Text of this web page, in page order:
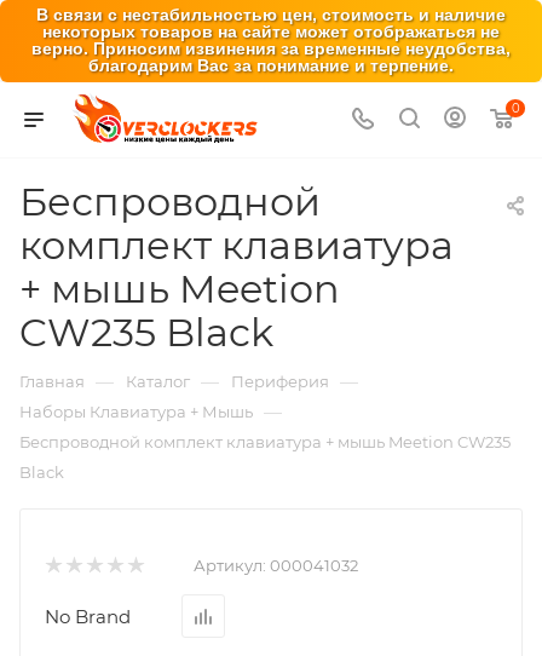
В связи с нестабильностью цен, стоимость и наличие
некоторых товаров на сайте может отображаться не
верно. Приносим извинения за временные неудобства,
благодарим Вас за понимание и терпение.
0
Беспроводной
комплект клавиатура
+ мышь Meetion
CW235 Black
Главная — Каталог — Периферия —
Наборы Клавиатура + Мышь —
Беспроводной комплект клавиатура + мышь Meetion CW235
Black
Артикул: 000041032
No Brand